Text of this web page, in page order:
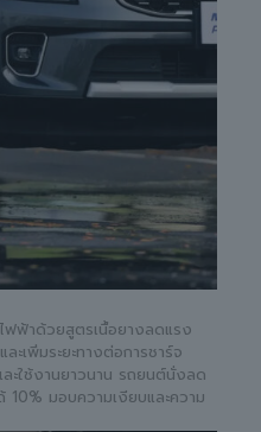
ฟฟ้าด้วยสูตรเนื้อยางลดแรง
เพิ่มระยะทางต่อการชาร์จ
ะใช้งานยาวนาน รถยนต์นั่งลด
10% มอบความเงียบและความ